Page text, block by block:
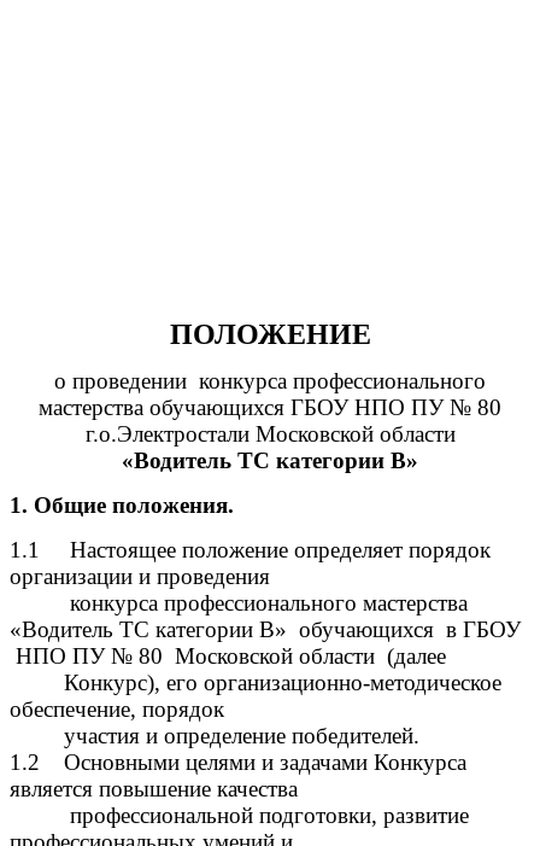
ПОЛОЖЕНИЕ
о проведении конкурса профессионального
мастерства обучающихся ГБОУ НПО ПУ № 80
г.о.Электростали Московской области
«Водитель ТС категории В»
1. Общие положения.
1.1 Настоящее положение определяет порядок
организации и проведения
конкурса профессионального мастерства
«Водитель ТС категории В» обучающихся в ГБОУ
НПО ПУ № 80 Московской области (далее
Конкурс), его организационно-методическое
обеспечение, порядок
участия и определение победителей.
1.2 Основными целями и задачами Конкурса
является повышение качества
профессиональной подготовки, развитие